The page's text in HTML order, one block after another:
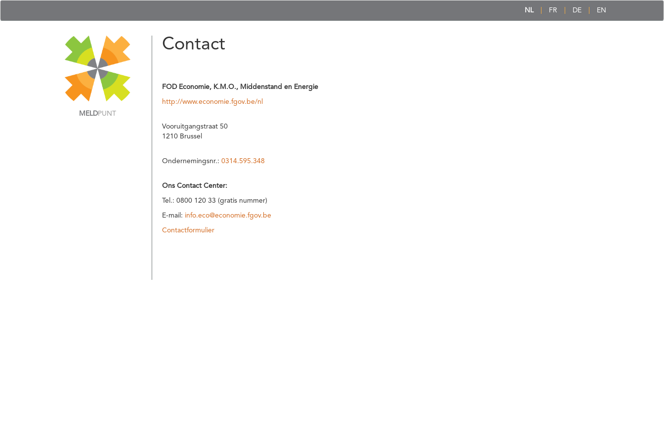
NL FR DE EN
MELDPUNT
Contact
FOD Economie, K.M.O., Middenstand en Energie
http://www.economie.fgov.be/nl
Vooruitgangstraat 50
1210 Brussel
Ondernemingsnr.: 0314.595.348
Ons Contact Center:
Tel.: 0800 120 33 (gratis nummer)
E-mail: info.eco@economie.fgov.be
Contactformulier